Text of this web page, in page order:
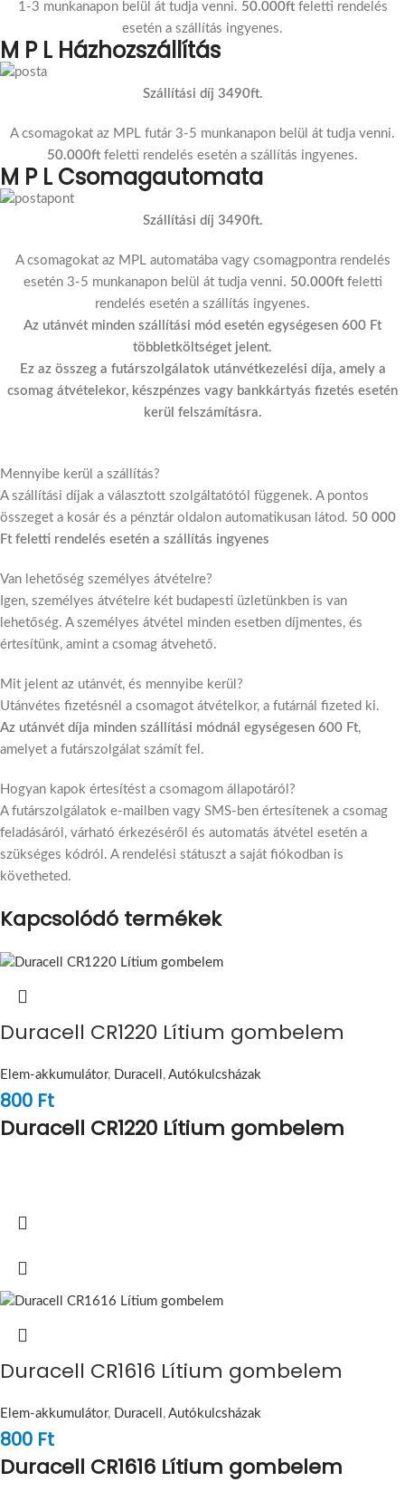
1-3 munkanapon belül át tudja venni. 50.000ftfeletti rendelés
esetén a szállítás ingyenes.
M P L Házhozszállítás
Szállítási díj 3490ft.
A csomagokat az MPL futár 3-5 munkanapon belül át tudja venni.
50.000ft feletti rendelés esetén a szállítás ingyenes.
M P L Csomagautomata
Szállítási díj 3490ft.
A csomagokat az MPL automatába vagy csomagpontra rendelés
esetén 3-5 munkanapon belül át tudja venni. 50.000ftfeletti
rendelés esetén a szállítás ingyenes.
Az utánvét minden szállítási mód esetén egységesen 600 Ft
többletköltséget jelent.
Ez az összeg a futárszolgálatok utánvétkezelési díja, amely a
csomag átvételekor, készpénzes vagy bankkártyás fizetés esetén
kerül felszámításra.
Mennyibe kerül a szállítás?
A szállítási díjak a választott szolgáltatótól függenek. A pontos
összeget a kosár és a pénztár oldalon automatikusan látod. 50 000
Ft feletti rendelés esetén a szállítás ingyenes
Van lehetőség személyes átvételre?
Igen, személyes átvételre két budapesti üzletünkben is van
lehetőség. A személyes átvétel minden esetben díjmentes, és
értesítünk, amint a csomag átvehető.
Mit jelent az utánvét, és mennyibe kerül?
Utánvétes fizetésnél a csomagot átvételkor, a futárnál fizeted ki.
Az utánvét díja minden szállítási módnál egységesen 600 Ft,
amelyet a futárszolgálat számít fel.
Hogyan kapok értesítést a csomagom állapotáról?
A futárszolgálatok e-mailben vagy SMS-ben értesítenek a csomag
feladásáról, várható érkezéséről és automatás átvétel esetén a
szükséges kódról. A rendelési státuszt a saját fiókodban is
követheted.
Kapcsolódó termékek
Duracell CR1220 Lítium gombelem
Elem-akkumulátor, Duracell , Autókulcsházak
800 Ft
Duracell CR1220 Lítium gombelem
Duracell CR1616 Lítium gombelem
Elem-akkumulátor, Duracell , Autókulcsházak
800 Ft
Duracell CR1616 Lítium gombelem